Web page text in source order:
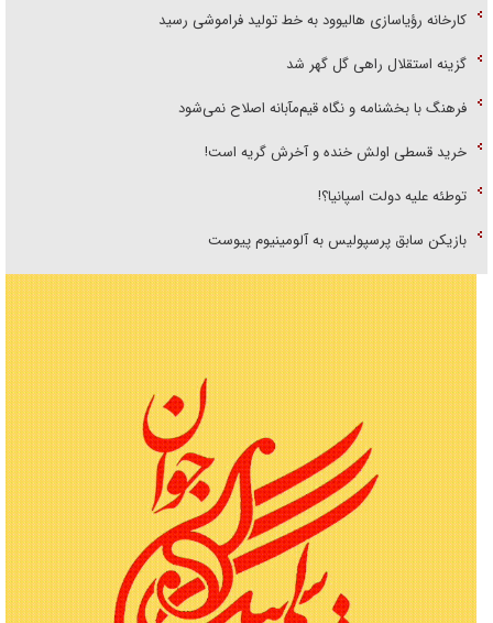
کارخانه رؤیاسازی هالیوود به خط تولید فراموشی رسید
گزینه استقلال راهی گل گهر شد
فرهنگ با بخشنامه و نگاه قیم‌مآبانه اصلاح نمی‌شود
خرید قسطی اولش خنده و آخرش گریه است!
توطئه علیه دولت اسپانیا؟!
بازیکن سابق پرسپولیس به آلومینیوم پیوست